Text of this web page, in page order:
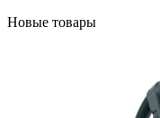
Новые товары